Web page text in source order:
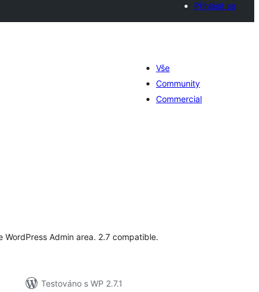
Přihlásit se
Vše
Community
Commercial
Admin area. 2.7 compatible.
Testováno s WP 2.7.1